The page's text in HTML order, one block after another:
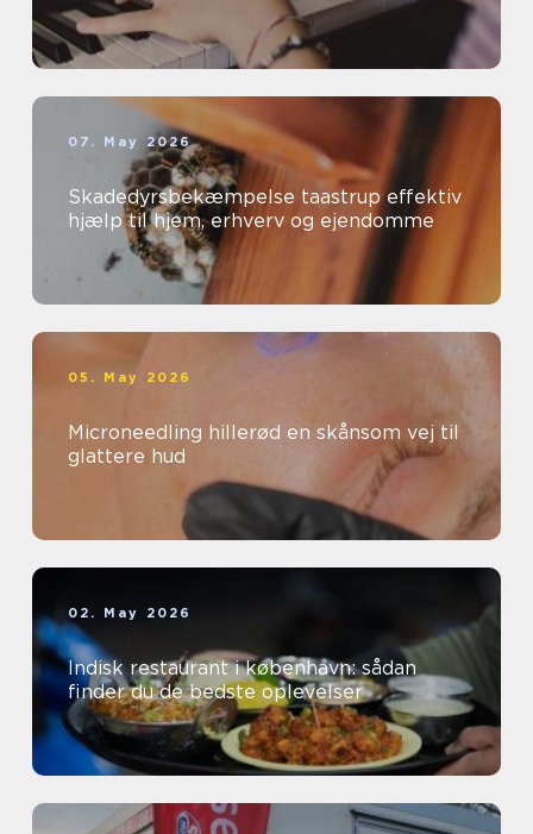
07. May 2026
Skadedyrsbekæmpelse taastrup effektiv
hjælp til hjem, erhverv og ejendomme
05. May 2026
Microneedling hillerød en skånsom vej til
glattere hud
02. May 2026
Indisk restaurant i københavn: sådan
finder du de bedste oplevelser